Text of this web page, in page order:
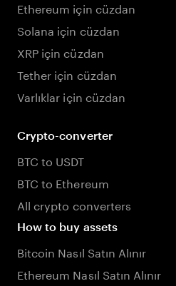
Ethereum için cüzdan
Solana için cüzdan
XRP için cüzdan
Tether için cüzdan
Varlıklar için cüzdan
Crypto-converter
BTC to USDT
BTC to Ethereum
All crypto converters
How to buy assets
Bitcoin Nasıl Satın Alınır
Ethereum Nasıl Satın Alınır